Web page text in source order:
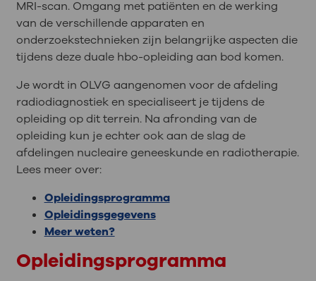
MRI-scan. Omgang met patiënten en de werking
van de verschillende apparaten en
onderzoekstechnieken zijn belangrijke aspecten die
tijdens deze duale hbo-opleiding aan bod komen.
Je wordt in OLVG aangenomen voor de afdeling
radiodiagnostiek en specialiseert je tijdens de
opleiding op dit terrein. Na afronding van de
opleiding kun je echter ook aan de slag de
afdelingen nucleaire geneeskunde en radiotherapie.
Lees meer over:
Opleidingsprogramma
Opleidingsgegevens
Meer weten?
Opleidingsprogramma